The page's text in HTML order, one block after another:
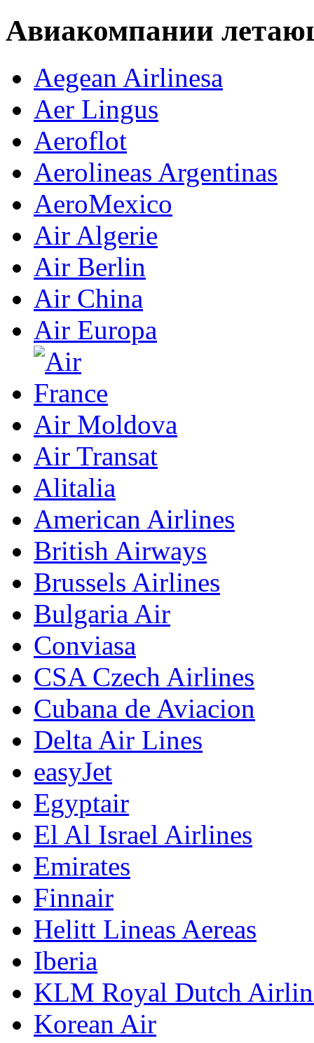
Авиакомпании
Aegean Airlinesa
Aer Lingus
Aeroflot
Aerolineas Argentinas
AeroMexico
Air Algerie
Air Berlin
Air China
Air Europa
Air Moldova
Air Transat
Alitalia
American Airlines
British Airways
Brussels Airlines
Bulgaria Air
Conviasa
CSA Czech Airlines
Cubana de Aviacion
Delta Air Lines
easyJet
Egyptair
El Al Israel Airlines
Emirates
Finnair
Helitt Lineas Aereas
Iberia
KLM Royal Dutch
Korean Air